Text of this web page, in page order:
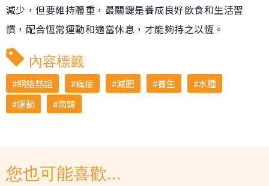
減少，但要維持體重，最關鍵是養成良好飲食和生活習
慣，配合恆常運動和適當休息，才能夠持之以恆。
內容標籤
網絡熱話 痛症 減肥 養生
水腫
運動
南韓
您也可能喜歡...